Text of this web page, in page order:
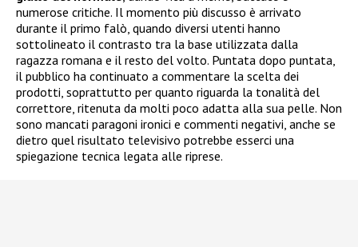
numerose critiche. Il momento più discusso è arrivato
durante il primo falò, quando diversi utenti hanno
sottolineato il contrasto tra la base utilizzata dalla
ragazza romana e il resto del volto. Puntata dopo puntata,
il pubblico ha continuato a commentare la scelta dei
prodotti, soprattutto per quanto riguarda la tonalità del
correttore, ritenuta da molti poco adatta alla sua pelle. Non
sono mancati paragoni ironici e commenti negativi, anche se
dietro quel risultato televisivo potrebbe esserci una
spiegazione tecnica legata alle riprese.